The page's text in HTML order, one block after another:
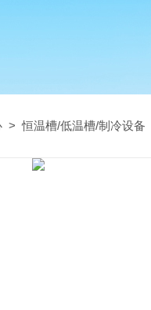
>恒温槽/低温槽/制冷设备